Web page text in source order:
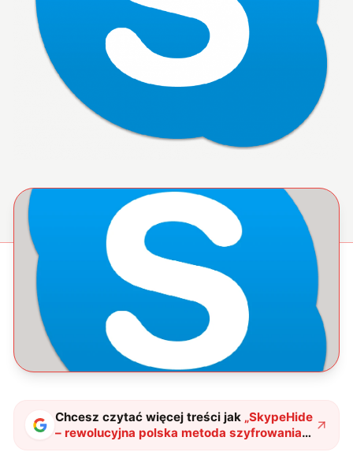
Chcesz czytać więcej treści jak „SkypeHide
– rewolucyjna polska metoda szyfrowania
danych"?